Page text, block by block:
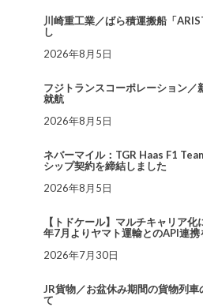
川崎重工業／ばら積運搬船「
し
2026年8月5日
フジトランスコーポレーション／
就航
2026年8月5日
ネバーマイル：TGR Haas F1
シップ契約を締結しました
2026年8月5日
【トドケール】マルチキャリア
年7月よりヤマト運輸とのAPI連携
2026年7月30日
JR貨物／お盆休み期間の貨物列車
て